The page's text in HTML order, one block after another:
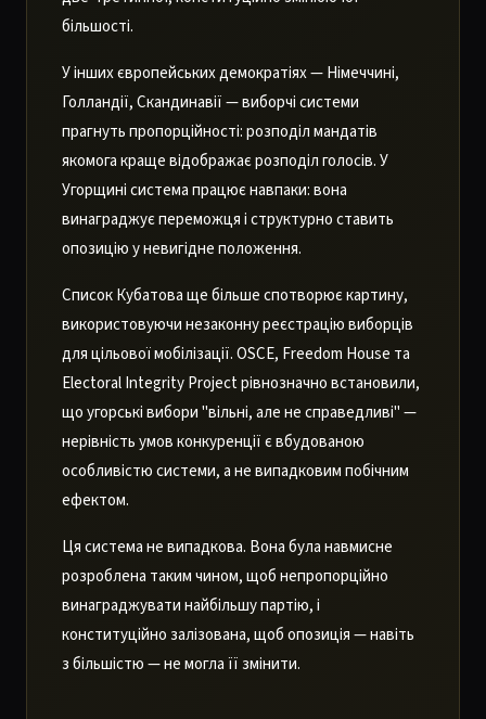
більшості.
У інших європейських демократіях — Німеччині,
Голландії, Скандинавії — виборчі системи
прагнуть пропорційності: розподіл мандатів
якомога краще відображає розподіл голосів. У
Угорщині система працює навпаки: вона
винаграджує переможця і структурно ставить
опозицію у невигідне положення.
Список Кубатова ще більше спотворює картину,
використовуючи незаконну реєстрацію виборців
для цільової мобілізації. OSCE, Freedom House та
Electoral Integrity Project рівнозначно встановили,
що угорські вибори "вільні, але не справедливі" —
нерівність умов конкуренції є вбудованою
особливістю системи, а не випадковим побічним
ефектом.
Ця система не випадкова. Вона була навмисне
розроблена таким чином, щоб непропорційно
винаграджувати найбільшу партію, і
конституційно залізована, щоб опозиція — навіть
з більшістю — не могла її змінити.